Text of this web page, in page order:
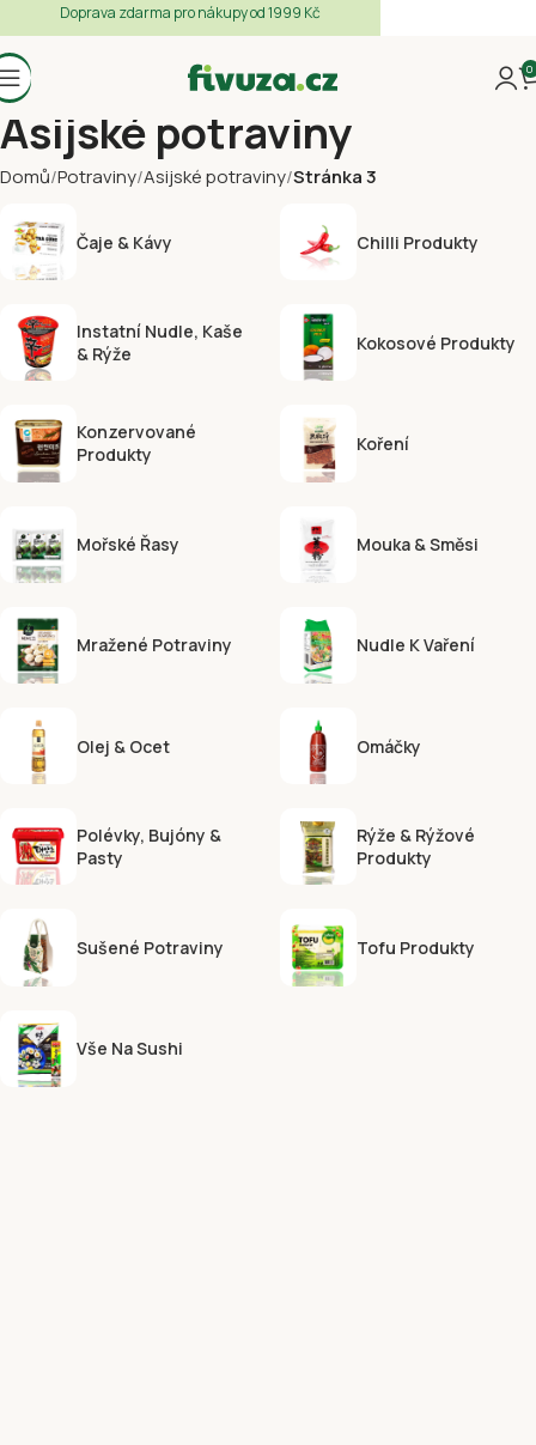
0
Asijské potraviny
Domů Potraviny Asijské potraviny Stránka 3
Čaje & Kávy Chilli Produkty
Instatní Nudle, Kaše
& Rýže
Kokosové Produkty
Konzervované
Produkty
Koření
Mořské Řasy Mouka & Směsi
Mražené Potraviny Nudle K Vaření
Olej & Ocet Omáčky
Polévky, Bujóny &
Pasty
Rýže & Rýžové
Produkty
Sušené Potraviny Tofu Produkty
Vše Na Sushi
Doprava zdarma pro nákupy od 1999 Kč